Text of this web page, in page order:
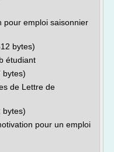
pour emploi saisonnier
bytes)
étudiant
bytes)
de Lettre de
bytes)
pour un emploi